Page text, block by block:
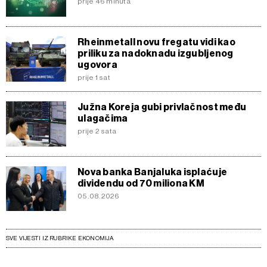
Rheinmetall novu fregatu vidi kao
priliku za nadoknadu izgubljenog
ugovora
prije 1 sat
Južna Koreja gubi privlačnost među
ulagačima
prije 2 sata
Nova banka Banjaluka isplaćuje
dividendu od 70 miliona KM
05.08.2026
SVE VIJESTI IZ RUBRIKE EKONOMIJA